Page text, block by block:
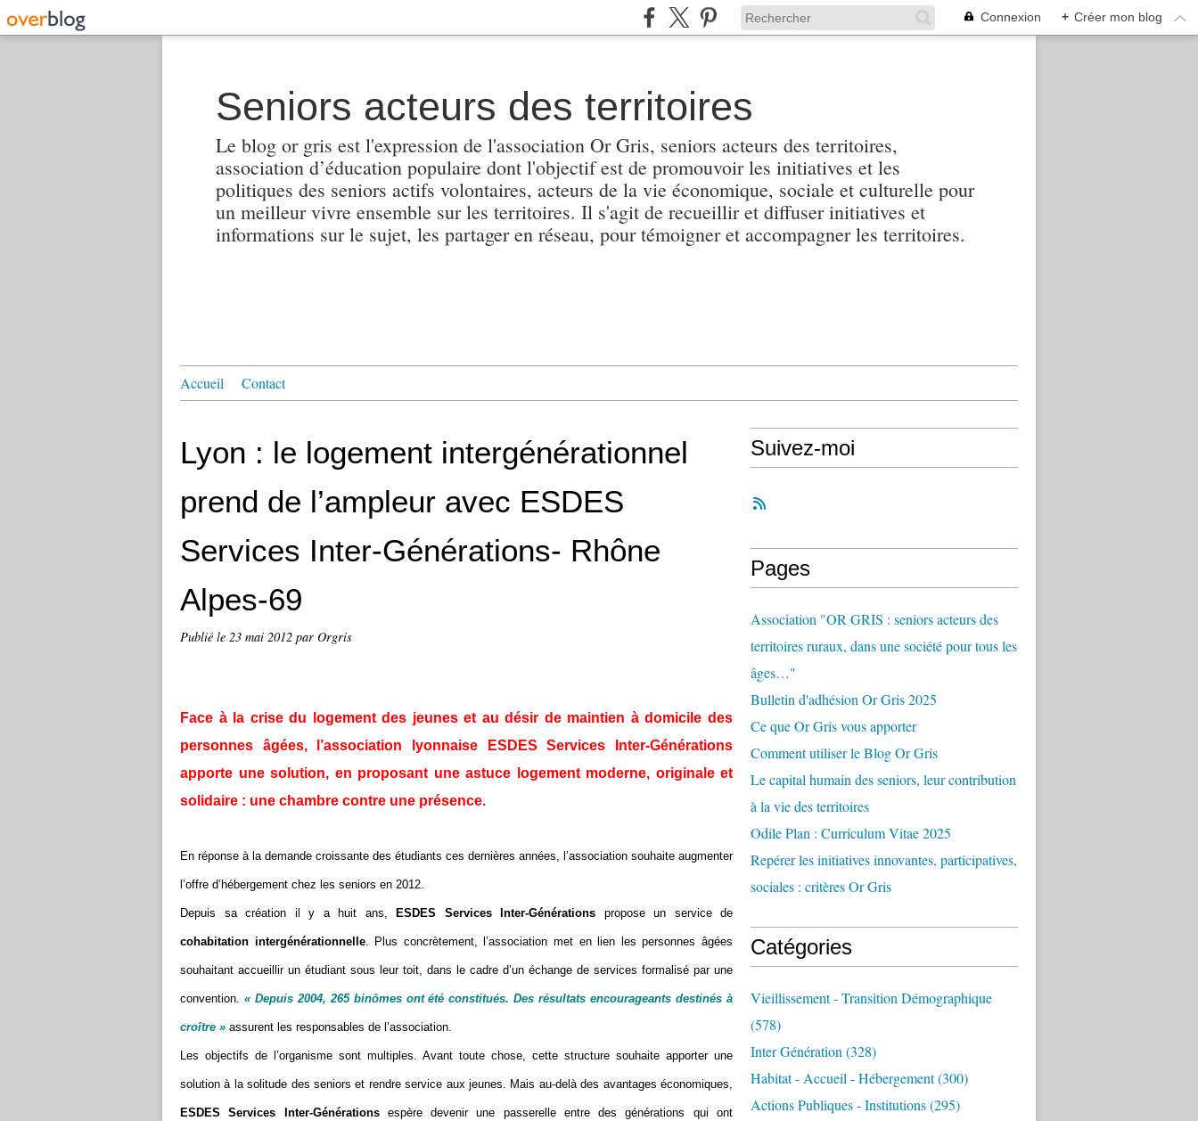
Connexion + Créer mon blog
Seniors acteurs des territoires
Le blog or gris est l'expression de l'association Or Gris, seniors acteurs des territoires,
association d’éducation populaire dont l'objectif est de promouvoir les initiatives et les
politiques des seniors actifs volontaires, acteurs de la vie économique, sociale et culturelle pour
un meilleur vivre ensemble sur les territoires. Il s'agit de recueillir et diffuser initiatives et
informations sur le sujet, les partager en réseau, pour témoigner et accompagner les territoires.
Accueil Contact
Lyon : le logement intergénérationnel
prend de l’ampleur avec ESDES
Services Inter-Générations- Rhône
Alpes-69
Publié le 23 mai 2012 par Orgris
Face à la crise du logement des jeunes et au désir de maintien à domicile des
personnes âgées, l’association lyonnaise ESDES Services Inter-Générations
apporte une solution, en proposant une astuce logement moderne, originale et
solidaire : une chambre contre une présence.
En réponse à la demande croissante des étudiants ces dernières années, l’association souhaite augmenter
l’offre d’hébergement chez les seniors en 2012.
Depuis sa création il y a huit ans, ESDES Services Inter-Générations propose un service de
cohabitation intergénérationnelle. Plus concrètement, l’association met en lien les personnes âgées
souhaitant accueillir un étudiant sous leur toit, dans le cadre d’un échange de services formalisé par une
convention. « Depuis 2004, 265 binômes ont été constitués. Des résultats encourageants destinés à
croître » assurent les responsables de l’association.
Les objectifs de l’organisme sont multiples. Avant toute chose, cette structure souhaite apporter une
solution à la solitude des seniors et rendre service aux jeunes. Mais au-delà des avantages économiques,
ESDES Services Inter-Générationsespère devenir une passerelle entre des générations qui ont
Suivez-moi
Pages
Association "OR GRIS : seniors acteurs des
territoires ruraux, dans une société pour tous les
âges…"
Bulletin d'adhésion Or Gris 2025
Ce que Or Gris vous apporter
Comment utiliser le Blog Or Gris
Le capital humain des seniors, leur contribution
à la vie des territoires
Odile Plan : Curriculum Vitae 2025
Repérer les initiatives innovantes, participatives,
sociales : critères Or Gris
Catégories
Vieillissement - Transition Démographique
(578)
Inter Génération (328)
Habitat - Accueil - Hébergement(300)
Actions Publiques - Institutions(295)